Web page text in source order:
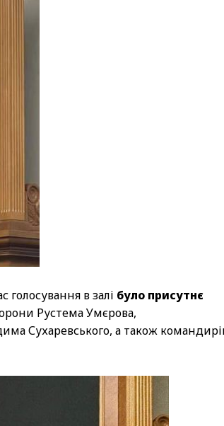
голосування в залі було присутнє
Рустема Умєрова,
Сухаревського, а також